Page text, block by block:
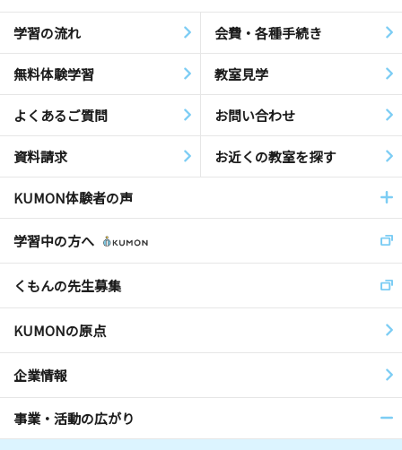
学習の流れ 会費・各種手続き
無料体験学習 教室見学
よくあるご質問 お問い合わせ
資料請求 お近くの教室を探す
KUMON体験者の声
学習中の方へ
くもんの先生募集
KUMONの原点
企業情報
事業・活動の広がり